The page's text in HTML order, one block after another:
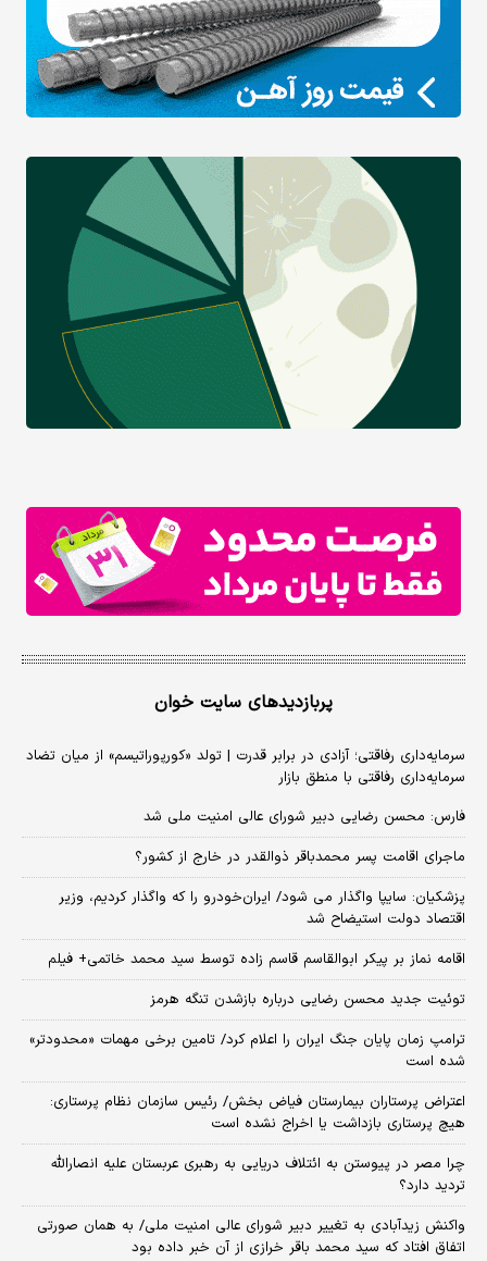
پربازدیدهای سایت خوان
سرمایه‌داری رفاقتی؛ آزادی در برابر قدرت | تولد «کورپوراتیسم» از میان تضاد
سرمایه‌داری رفاقتی با منطق بازار
فارس: محسن رضایی دبیر شورای عالی امنیت ملی شد
ماجرای اقامت پسر محمدباقر ذوالقدر در خارج از کشور؟
پزشکیان: سایپا واگذار می شود/ ایران‌خودرو را که واگذار کردیم، وزیر
اقتصاد دولت استیضاح شد
اقامه نماز بر پیکر ابوالقاسم قاسم زاده توسط سید محمد خاتمی+ فیلم
توئیت جدید محسن رضایی درباره بازشدن تنگه هرمز
ترامپ زمان پایان جنگ ایران را اعلام کرد/ تامین برخی مهمات «محدودتر»
شده است
اعتراض پرستاران بیمارستان فیاض بخش/ رئیس سازمان نظام پرستاری:
هیچ پرستاری بازداشت یا اخراج نشده است
چرا مصر در پیوستن به ائتلاف دریایی به رهبری عربستان علیه انصارالله
تردید دارد؟
واکنش زیدآبادی به تغییر دبیر شورای عالی امنیت ملی/ به همان صورتی
اتفاق افتاد که سید محمد باقر خرازی از آن خبر داده بود